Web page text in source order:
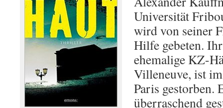
Universität
wird von seiner
Hilfe gebeten.
ehemalige KZ-
Villeneuve, ist
Paris gestorben.
überraschend